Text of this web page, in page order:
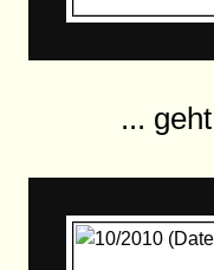
...